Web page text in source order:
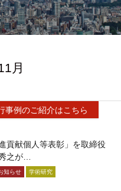
月
事例のご紹介はこちら
貢献個人等表彰」を取締役
之が…
知らせ 学術研究